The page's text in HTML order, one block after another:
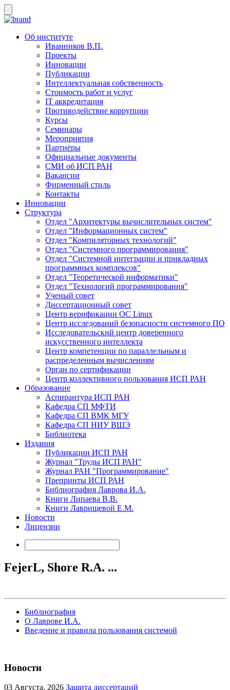
Об институте
Иванников В.П.
Проекты
Инновации
Публикации
Интеллектуальная собственность
Стоимость работ и услуг
IT аккредитация
Противодействие коррупции
Курсы
Семинары
Мероприятия
Партнёры
Официальные документы
СМИ об ИСП РАН
Вакансии
Фирменный стиль
Контакты
Инновации
Структура
Отдел "Архитектуры вычислительных систем"
Отдел "Информационных систем"
Отдел "Компиляторных технологий"
Отдел "Системного программирования"
Отдел "Системной интеграции и прикладных
программных комплексов"
Отдел "Теоретической информатики"
Отдел "Технологий программирования"
Ученый совет
Диссертационный совет
Центр верификации ОС Linux
Центр исследований безопасности системного ПО
Исследовательский центр доверенного
искусственного интеллекта
Центр компетенции по параллельным и
распределенным вычислениям
Орган по сертификации
Центр коллективного пользования ИСП РАН
Образование
Аспирантура ИСП РАН
Кафедра СП МФТИ
Кафедра СП ВМК МГУ
Кафедра СП НИУ ВШЭ
Библиотека
Издания
Публикации ИСП РАН
Журнал "Труды ИСП РАН"
Журнал РАН "Программирование"
Препринты ИСП РАН
Библиография Лаврова И.А.
Книги Липаева В.В.
Книги Лаврищевой Е.М.
Новости
Лицензии
FejerL, Shore R.A. ...
Библиография
О Лаврове И.А.
Введение и правила пользования системой
Новости
03 Августа, 2026 Защита диссертаций